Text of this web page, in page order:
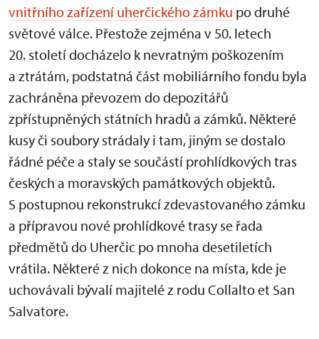
vnitřního zařízení uherčického zámku po druhé
světové válce. Přestože zejména v 50. letech
20. století docházelo k nevratným poškozením
a ztrátám, podstatná část mobiliárního fondu byla
zachráněna převozem do depozitářů
zpřístupněných státních hradů a zámků. Některé
kusy či soubory strádaly i tam, jiným se dostalo
řádné péče a staly se součástí prohlídkových tras
českých a moravských památkových objektů.
S postupnou rekonstrukcí zdevastovaného zámku
a přípravou nové prohlídkové trasy se řada
předmětů do Uherčic po mnoha desetiletích
vrátila. Některé z nich dokonce na místa, kde je
uchovávali bývalí majitelé z rodu Collalto et San
Salvatore.